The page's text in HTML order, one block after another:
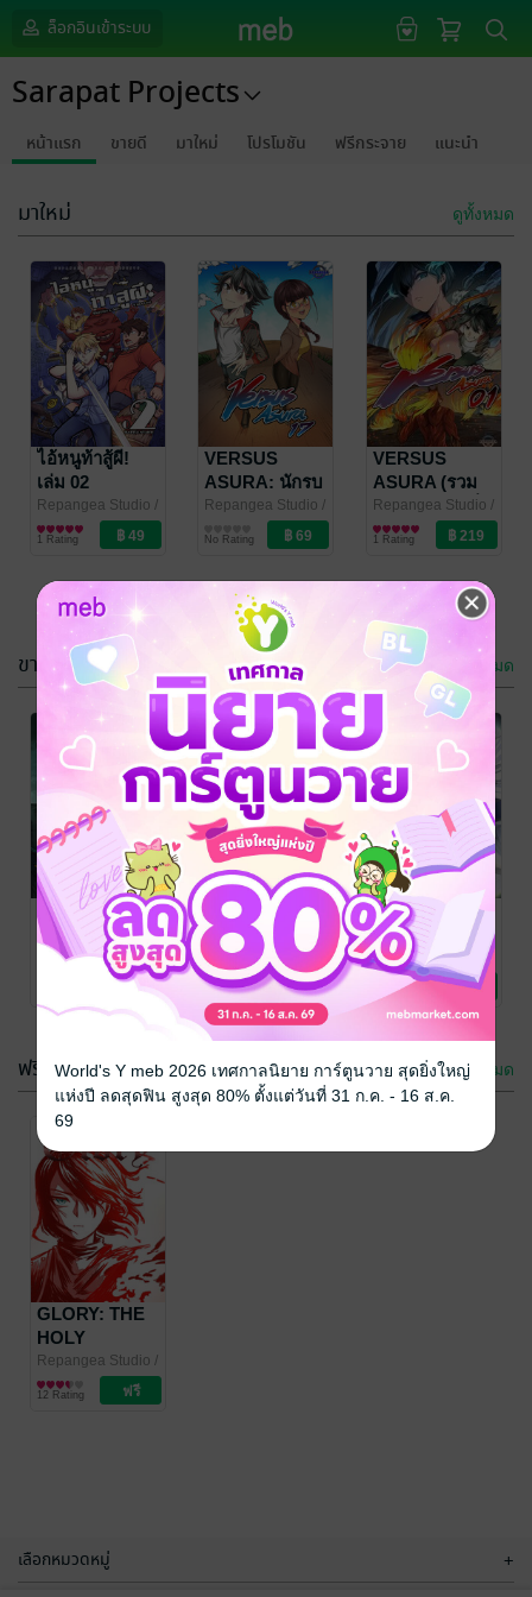
ล็อกอินเข้าระบบ
Sarapat Projects
หน้าแรก ขายดี มาใหม่ โปรโมชัน ฟรีกระจาย แนะนำ
มาใหม่ ดูทั้งหมด
ไอ้หนูท้าสู้ผี!
เล่ม 02
Repangea Studio /
Sarapat Projects
การ์ตูนทั่วไป
1 Rating
VERSUS
ASURA: นักรบ
สยบอสูร เล่ม 17
(จบภาค)
Repangea Studio /
Sarapat Projects
การ์ตูนรายตอน
No Rating
VERSUS
ASURA (รวม
เล่ม) 01: จุดเริ่ม
ต้น
Repangea Studio /
Sarapat Projects
การ์ตูนทั่วไป
1 Rating
VERSUS
ASURA: นักรบ
สยบอสูร เล่ม 16
Repangea Studio
Sarapat Projects
การ์ตูนรายตอน
No Rating
VERSUS
ASURA: นักรบ
สยบอสูร เล่ม 15
Repangea Studio/
Sarapat Projects
การ์ตูนทั่วไป
No Rating
ขายดี ดูทั้งหมด
VERSUS
ASURA: นักรบ
สยบอสูร เล่ม 03
Repangea Studio/
Sarapat Projects
การ์ตูนรายตอน
VERSUS
ASURA: นักรบ
สยบอสูร เล่ม 13
Repangea Studio
/
Sarapat Projects
การ์ตูนรายตอน
No Rating
VERSUS
ASURA: นักรบ
สยบอสูร เล่ม 16
Repangea Studio/
Sarapat Projects
การ์ตูนรายตอน
No Rating
VERSUS
ASURA: นักรบ
สยบอสูร เล่ม 02
Repangea Studio
Sarapat Projects
การ์ตูนรายตอน
6 Rating
ฟรีกระจาย ดูทั้งหมด
GLORY: THE
HOLY
DEFENDER
Repangea Studio /
Sarapat Projects
การ์ตูนทั่วไป
12 Rating
เลือกหมวดหมู่ +
World's Y meb 2026 เทศกาลนิยาย การ์ตูนวาย สุดยิ่งใหญ่
แห่งปี ลดสุดฟิน สูงสุด 80% ตั้งแต่วันที่ 31 ก.ค. - 16 ส.ค.
69